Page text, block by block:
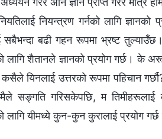
नियन्त्रण गर्नको लागि
सबैभन्दा बढी गहन रूपमा भ्रष्ट
लागि शैतानले ज्ञानको प्रयोग गर्छ। के
यिनलाई उत्तरको रूपमा पहिचान
सङ्गति गरिसकेपछि, म तिमीहरूलाई
लागि यीमध्ये कुन-कुन कुरालाई प्रयोग